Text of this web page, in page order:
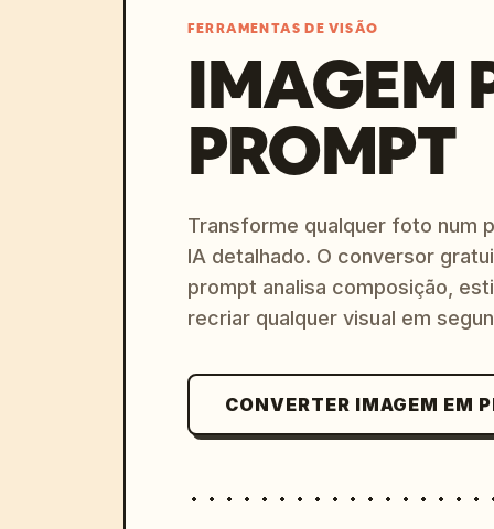
FERRAMENTAS DE VISÃO
IMAGEM
PROMPT
Transforme qualquer foto num
IA detalhado. O conversor
prompt analisa composição,
recriar qualquer visual em
CONVERTER IMAGEM EM